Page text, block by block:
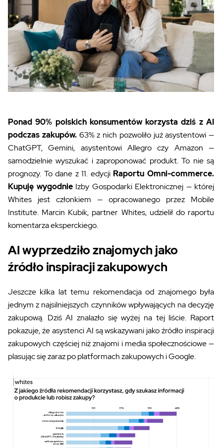
Ponad 90% polskich konsumentów korzysta dziś z AI
podczas zakupów. 63% z nich pozwoliło już asystentowi —
ChatGPT, Gemini, asystentowi Allegro czy Amazon —
samodzielnie wyszukać i zaproponować produkt. To nie są
prognozy. To dane z 11. edycji Raportu Omni-commerce.
Kupuję wygodnieIzby Gospodarki Elektronicznej — której
Whites jest członkiem — opracowanego przez Mobile
Institute. Marcin Kubik, partner Whites, udzielił do raportu
komentarza eksperckiego.
AI wyprzedziło znajomych jako
źródło inspiracji zakupowych
Jeszcze kilka lat temu rekomendacja od znajomego była
jednym z najsilniejszych czynników wpływających na decyzję
zakupową. Dziś AI znalazło się wyżej na tej liście. Raport
pokazuje, że asystenci AI są wskazywani jako źródło inspiracji
zakupowych częściej niż znajomi i media społecznościowe —
plasując się zaraz po platformach zakupowych i Google.